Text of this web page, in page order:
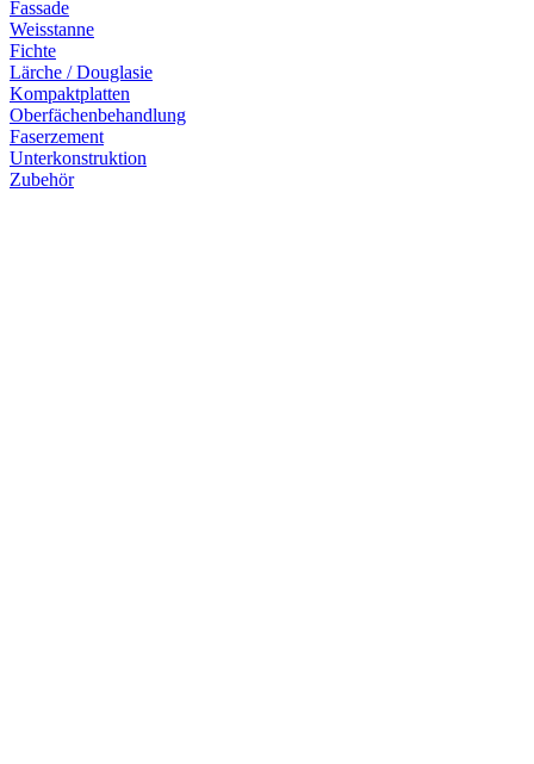
Fassade
Weisstanne
Fichte
Lärche / Douglasie
Kompaktplatten
Oberfächenbehandlung
Faserzement
Unterkonstruktion
Zubehör